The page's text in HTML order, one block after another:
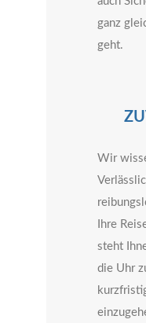
ganz
geht.
Wir
Ihre
steht
die Uhr